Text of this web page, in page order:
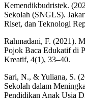
Kemendikbudristek.
Sekolah (SNGLS).
Riset, dan Teknologi
Rahmadani, F. (2021).
Pojok Baca Edukatif di
Kreatif, 4(1), 33–40.
Sari, N., & Yuliana, S.
Sekolah dalam
Pendidikan Anak Usia